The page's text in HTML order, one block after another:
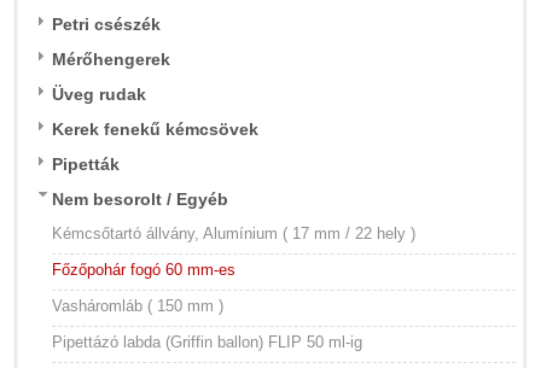
Petri csészék
Mérőhengerek
Üveg rudak
Kerek fenekű kémcsövek
Pipetták
Nem besorolt / Egyéb
Kémcsőtartó állvány, Alumínium ( 17 mm / 22 hely )
Főzőpohár fogó 60 mm-es
Vasháromláb ( 150 mm )
Pipettázó labda (Griffin ballon) FLIP 50 ml-ig